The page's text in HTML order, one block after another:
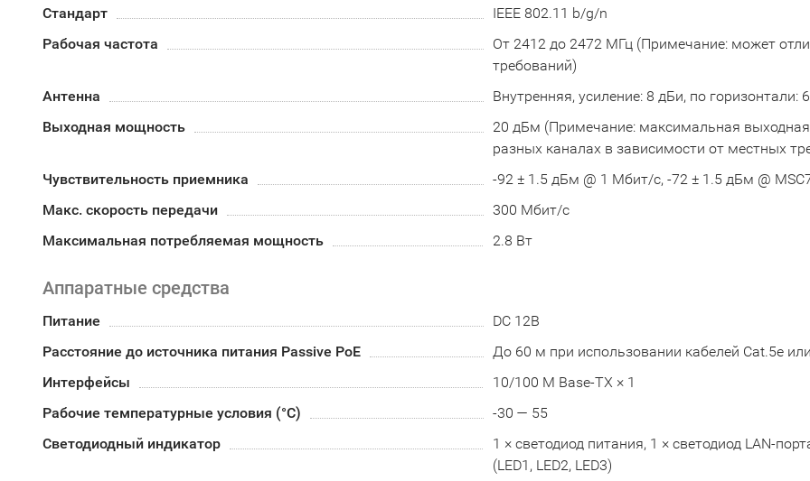
Стандарт
IEEE 802.11 b/g/n
Рабочая частота
От 2412 до 2472 МГц (Примечание: может
требований)
Антенна
Внутренняя, усиление: 8 дБи, по горизонтали:
Выходная мощность
20 дБм (Примечание: максимальная
разных каналах в зависимости от местных
Чувствительность приемника
-92 ± 1.5 дБм @ 1 Мбит/с, -72 ± 1.5 дБм @
Макс. скорость передачи
300 Мбит/с
Максимальная потребляемая мощность
2.8 Вт
Аппаратные средства
Питание
DC 12В
Расстояние до источника питания Passive PoE
До 60 м при использовании кабелей Cat.5e
Интерфейсы
10/100 M Base-TX × 1
Рабочие температурные условия (°С)
-30 — 55
Светодиодный индикатор
1 × светодиод питания, 1 × светодиод LAN-
(LED1, LED2, LED3)